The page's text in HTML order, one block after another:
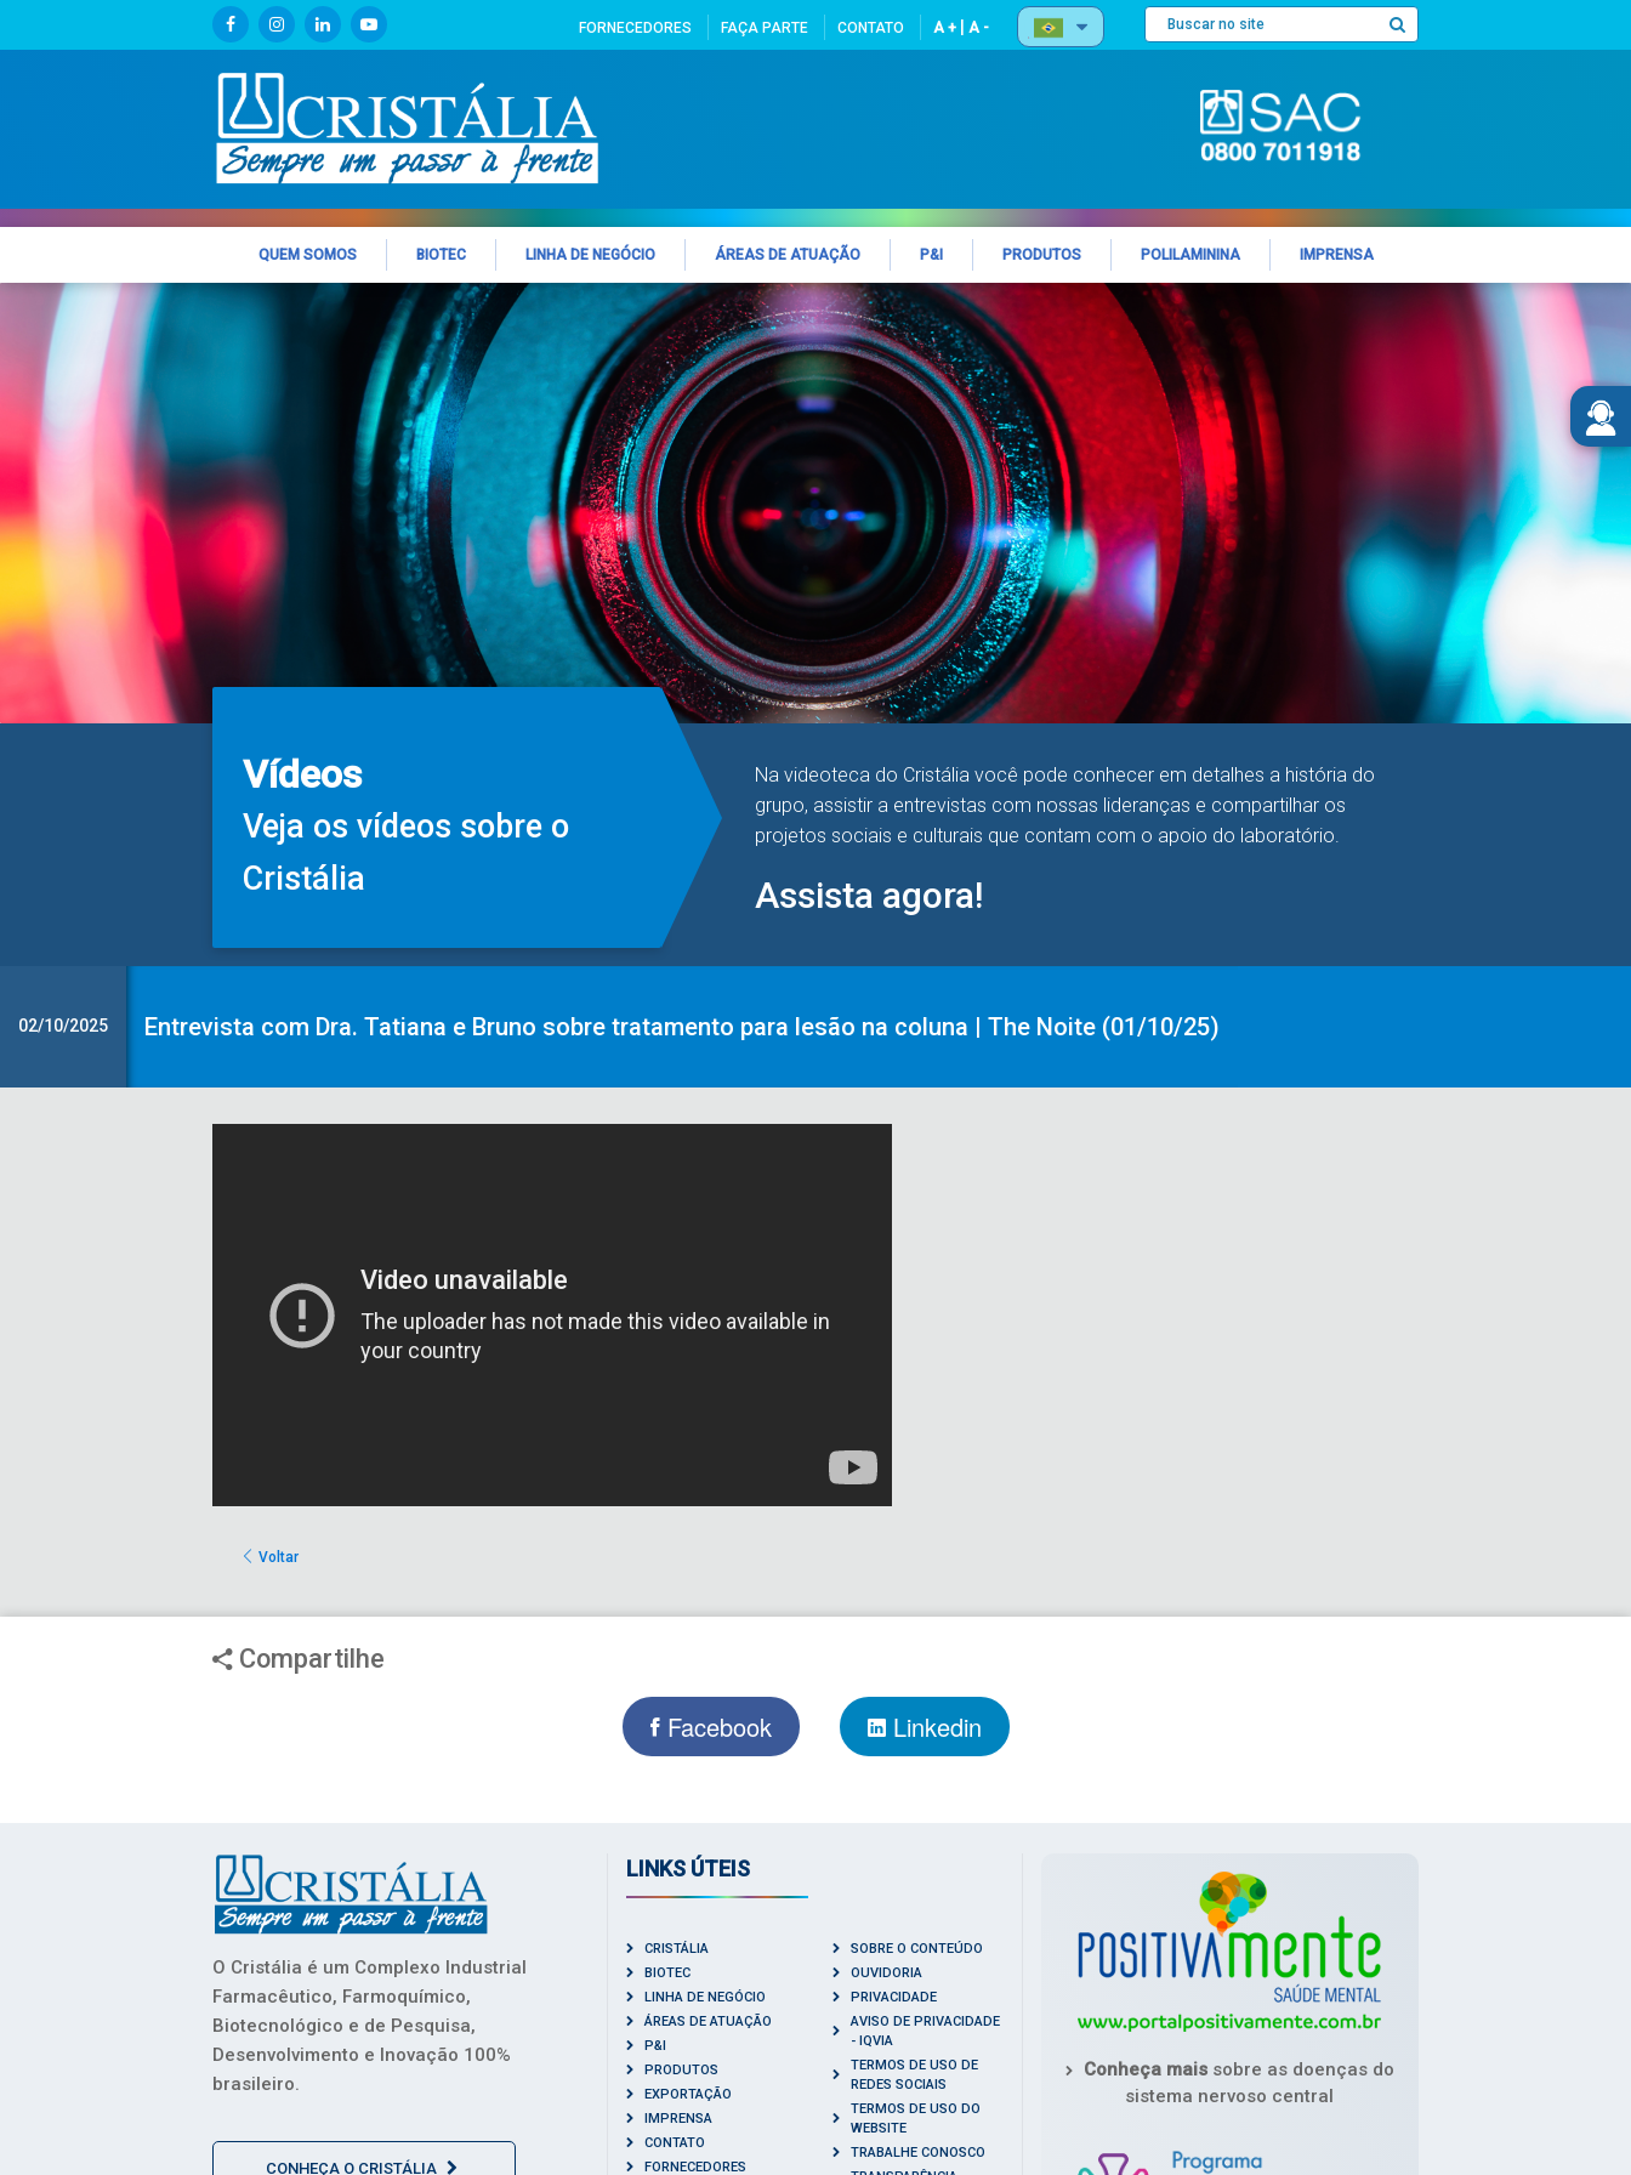
FORNECEDORES FAÇA PARTE CONTATO A + A -
QUEM SOMOS BIOTEC LINHA DE NEGÓCIO ÁREAS DE ATUAÇÃO P&I PRODUTOS POLILAMININA IMPRENSA
Vídeos
Veja os vídeos sobre o
Cristália
Na videoteca do Cristália você pode conhecer em detalhes a história do
grupo, assistir a entrevistas com nossas lideranças e compartilhar os
projetos sociais e culturais que contam com o apoio do laboratório.
Assista agora!
02/10/2025 Entrevista com Dra. Tatiana e Bruno sobre tratamento para lesão na coluna | The Noite (01/10/25)
Voltar
Compartilhe
Facebook Linkedin
O Cristália é um Complexo Industrial
Farmacêutico, Farmoquímico,
Biotecnológico e de Pesquisa,
Desenvolvimento e Inovação 100%
brasileiro.
CONHEÇA O CRISTÁLIA
LINKS ÚTEIS
CRISTÁLIA
BIOTEC
LINHA DE NEGÓCIO
ÁREAS DE ATUAÇÃO
P&I
PRODUTOS
EXPORTAÇÃO
IMPRENSA
CONTATO
FORNECEDORES
SOBRE O CONTEÚDO
OUVIDORIA
PRIVACIDADE
AVISO DE PRIVACIDADE
- IQVIA
TERMOS DE USO DE
REDES SOCIAIS
TERMOS DE USO DO
WEBSITE
TRABALHE CONOSCO
Conheça maissobre as doenças do
sistema nervoso central